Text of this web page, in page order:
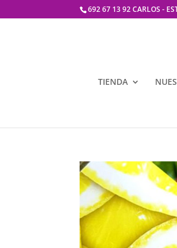
692 67 13 92 CARLOS -
TIENDA